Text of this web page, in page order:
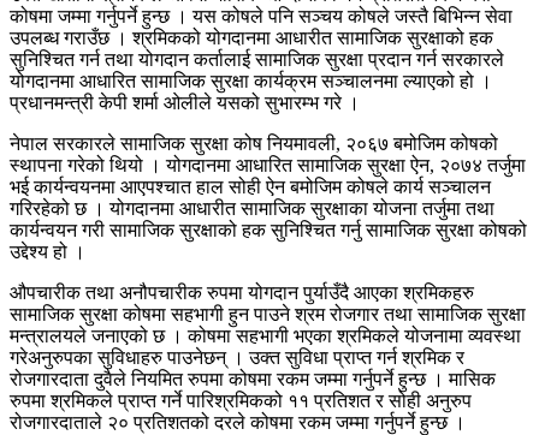
कोषमा जम्मा गर्नुपर्ने हुन्छ । यस कोषले पनि सञ्चय कोषले जस्तै बिभिन्न सेवा
उपलब्ध गराउँछ । श्रमिकको योगदानमा आधारीत सामाजिक सुरक्षाको हक
सुनिश्चित गर्न तथा योगदान कर्तालाई सामाजिक सुरक्षा प्रदान गर्न सरकारले
योगदानमा आधारित सामाजिक सुरक्षा कार्यक्रम सञ्चालनमा ल्याएको हो ।
प्रधानमन्त्री केपी शर्मा ओलीले यसको सुभारम्भ गरे ।
नेपाल सरकारले सामाजिक सुरक्षा कोष नियमावली, २०६७ बमोजिम कोषको
स्थापना गरेको थियो । योगदानमा आधारित सामाजिक सुरक्षा ऐन, २०७४ तर्जुमा
भई कार्यन्वयनमा आएपश्चात हाल सोही ऐन बमोजिम कोषले कार्य सञ्चालन
गरिरहेको छ । योगदानमा आधारीत सामाजिक सुरक्षाका योजना तर्जुमा तथा
कार्यन्वयन गरी सामाजिक सुरक्षाको हक सुनिश्चित गर्नु सामाजिक सुरक्षा कोषको
उद्देश्य हो ।
औपचारीक तथा अनौपचारीक रुपमा योगदान पुर्याउँदै आएका श्रमिकहरु
सामाजिक सुरक्षा कोषमा सहभागी हुन पाउने श्रम रोजगार तथा सामाजिक सुरक्षा
मन्त्रालयले जनाएको छ । कोषमा सहभागी भएका श्रमिकले योजनामा व्यवस्था
गरेअनुरुपका सुविधाहरु पाउनेछन् । उक्त सुविधा प्राप्त गर्न श्रमिक र
रोजगारदाता दुवैले नियमित रुपमा कोषमा रकम जम्मा गर्नुपर्ने हुन्छ । मासिक
रुपमा श्रमिकले प्राप्त गर्ने पारिश्रमिकको ११ प्रतिशत र सोही अनुरुप
रोजगारदाताले २० प्रतिशतको दरले कोषमा रकम जम्मा गर्नुपर्ने हुन्छ ।